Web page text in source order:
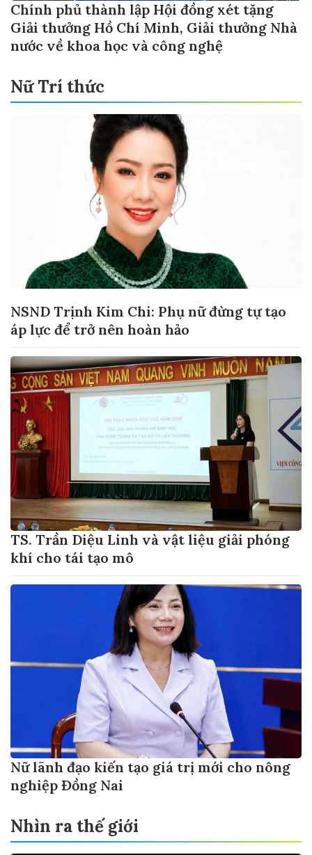
Chính phủ thành lập Hội đồng xét tặng
Giải thưởng Hồ Chí Minh, Giải thưởng Nhà
nước về khoa học và công nghệ
Nữ Trí thức
NSND Trịnh Kim Chi: Phụ nữ đừng tự tạo
áp lực để trở nên hoàn hảo
TS. Trần Diệu Linh và vật liệu giải phóng
khí cho tái tạo mô
Nữ lãnh đạo kiến tạo giá trị mới cho nông
nghiệp Đồng Nai
Nhìn ra thế giới